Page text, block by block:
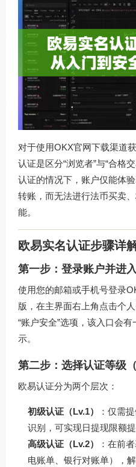
对于使用OKX官网下载渠道
认证是区分“浏览者”与“合格
认证的情况下，账户仅能体
转账，而无法进行法币买卖
能。
欧易实名认证步骤详
第一步：登录账户并进
使用您的邮箱或手机号登录
版，在主界面右上角点击个
“账户安全”选项，该入口会有
示。
第二步：选择认证等级
欧易认证分为两个层次：
初级认证（Lv.1）
：仅需
识别，可实现日提现限额提
高级认证（Lv.2）
：在前
电账单、银行对账单），